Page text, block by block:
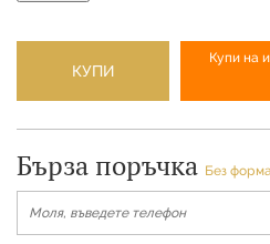
КУПИ
Купи на
Бърза поръчка Без